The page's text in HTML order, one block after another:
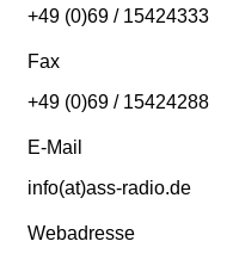
+49 (0)69 / 15424333
Fax
+49 (0)69 / 15424288
E-Mail
info(at)ass-radio.de
Webadresse